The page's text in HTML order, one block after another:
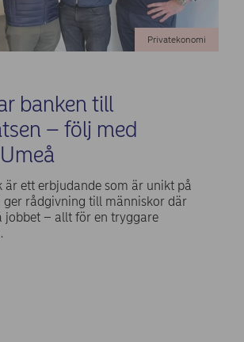
Privatekonomi
banken till
– följ med
är ett erbjudande som är unikt på
ger rådgivning till människor där
jobbet – allt för en tryggare